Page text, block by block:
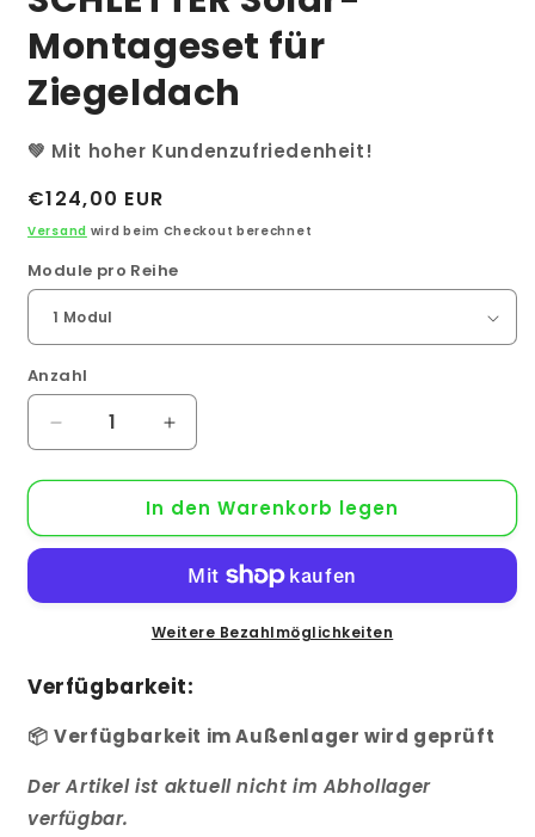
Montageset für
Ziegeldach
💚 Mit hoher Kundenzufriedenheit!
Normaler
Preis
€124,00 EUR
Versand wird beim Checkout berechnet
Module pro Reihe
Anzahl
Anzahl
Verringere
die
Menge
SCHLETTER
für
Ziegeldach
Erhöhe
die
Menge
für
SCHLETTER
Montageset
für
Ziegeldach
In den Warenkorb legen
Weitere Bezahlmöglichkeiten
Verfügbarkeit:
📦Verfügbarkeit im Außenlager wird geprüft
Der Artikel ist aktuell nicht im Abhollager
verfügbar.